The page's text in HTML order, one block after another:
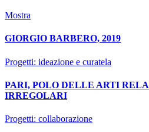
Mostra
GIORGIO BARBERO, 2019
Progetti: ideazione e curatela
PARI, POLO DELLE ARTI
IRREGOLARI
Progetti: collaborazione